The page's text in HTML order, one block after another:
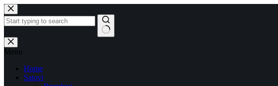
Skip
to
content
No
results
Menu
Home
Satovi